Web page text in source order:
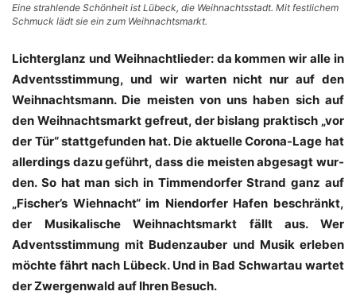
Eine strahlende Schönheit ist Lübeck, die Weihnachtsstadt. Mit festlichem
Schmuck lädt sie ein zum Weihnachtsmarkt.
Lich­ter­glanz und Weih­nacht­lie­der: da kom­men wir alle in
Advents­stim­mung, und wir war­ten nicht nur auf den
Weih­nachts­mann. Die meis­ten von uns haben sich auf
den Weih­nachts­markt gefreut, der bis­lang prak­tisch „vor
der Tür“ statt­ge­fun­den hat. Die aktu­el­le Coro­na-Lage hat
aller­dings dazu geführt, dass die meis­ten abge­sagt wur­
den. So hat man sich in Tim­men­dor­fer Strand ganz auf
„Fischer’s Wieh­nacht“ im Nien­dor­fer Hafen beschränkt,
der Musi­ka­li­sche Weih­nachts­markt fällt aus. Wer
Advents­stim­mung mit Buden­zau­ber und Musik erle­ben
möch­te fährt nach Lübeck. Und in Bad Schwar­tau war­tet
der Zwer­gen­wald auf Ihren Besuch.